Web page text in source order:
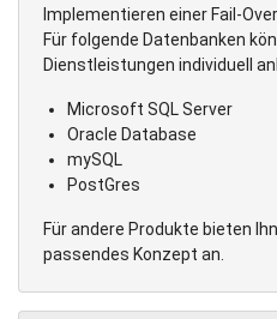
Implementieren einer Fail-
Für folgende Datenbanken
Dienstleistungen individuell
Microsoft SQL Server
Oracle Database
mySQL
PostGres
Für andere Produkte bieten
passendes Konzept an.